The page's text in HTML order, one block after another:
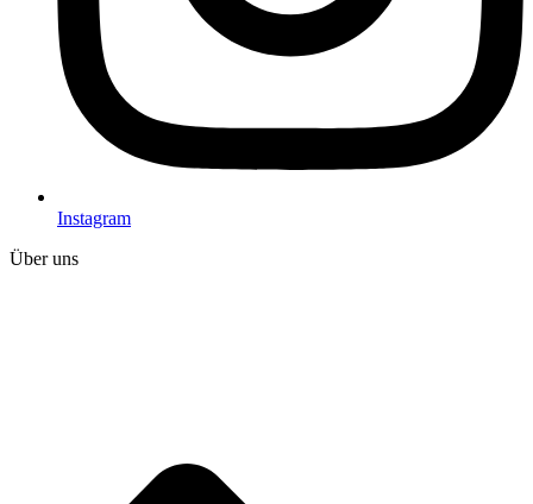
Instagram
Über uns